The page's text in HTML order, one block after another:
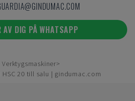
AV DIG PÅ WHATSAPP
Verktygsmaskiner
HSC 20 till salu | gindumac.com